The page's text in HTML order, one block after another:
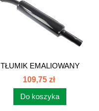
TŁUMIK EMALIOWANY
C330...
109,75 zł
Do koszyka